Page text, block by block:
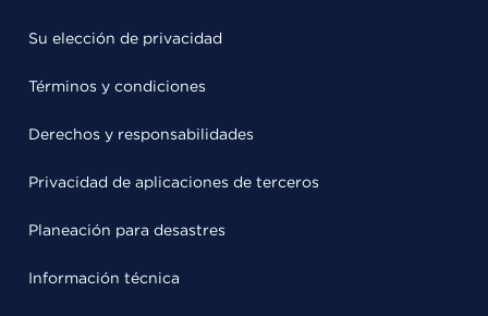
Su elección de privacidad
Términos y condiciones
Derechos y responsabilidades
Privacidad de aplicaciones de terceros
Planeación para desastres
Información técnica